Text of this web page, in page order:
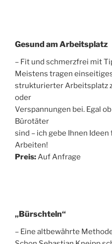
Gesund am Arbeitsplatz
– Fit und schmerzfrei mit
Meistens tragen
strukturierter Arbeitsplatz
oder
Verspannungen bei. Egal
Bürotäter
sind – ich gebe Ihnen
Arbeiten!
Preis: Auf Anfrage
„Bürschteln“
– Eine altbewährte